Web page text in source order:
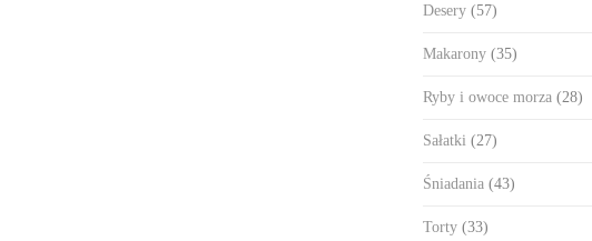
Desery (57)
Makarony (35)
Ryby i owoce morza (28)
Sałatki (27)
Śniadania (43)
Torty (33)